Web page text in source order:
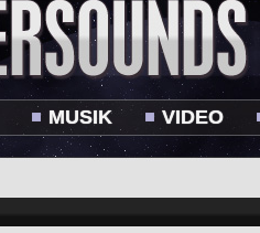
MUSIK VIDEO